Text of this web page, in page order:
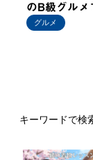
のB級グルメ
グルメ